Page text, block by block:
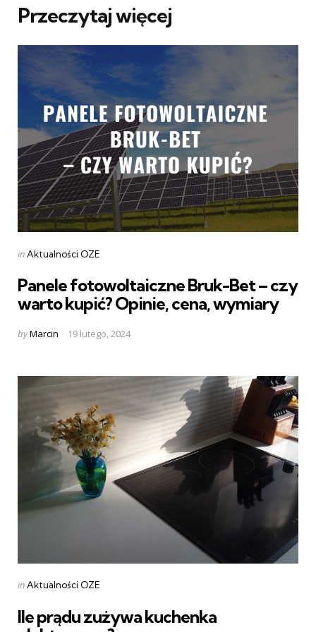
Przeczytaj więcej
Categories
Posted
inAktualności OZE
Panele fotowoltaiczne Bruk-Bet – czy
warto kupić? Opinie, cena, wymiary
Posted
byMarcin 19 lutego, 2024
Categories
Posted
inAktualności OZE
Ile prądu zużywa kuchenka